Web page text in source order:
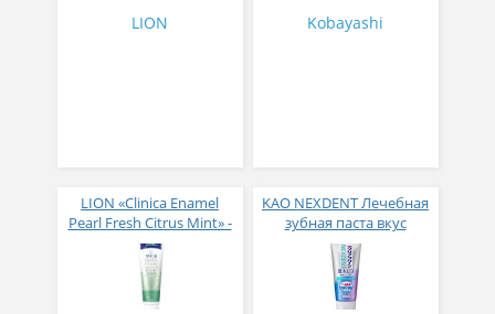
LION Kobayashi
LION «Clinica Enamel
Pearl Fresh Citrus Mint» -
Зубная паста
отбеливающего
действия с освежающим
ароматом цитруса и
KAO NEXDENT Лечебная
зубная паста вкус
натуральной мяты 110г